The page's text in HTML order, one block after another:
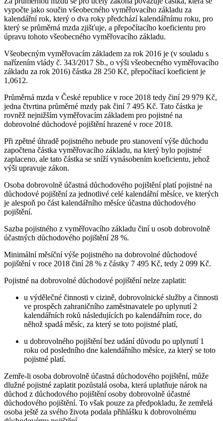
vypočte jako součin všeobecného vyměřovacího základu za
kalendářní rok, který o dva roky předchází kalendářnímu roku, pro
který se průměrná mzda zjišťuje, a přepočítacího koeficientu pro
úpravu tohoto všeobecného vyměřovacího základu.
Všeobecným vyměřovacím základem za rok 2016 je (v souladu s
nařízením vlády č. 343/2017 Sb., o výši všeobecného vyměřovacího
základu za rok 2016) částka 28 250 Kč, přepočítací koeficient je
1,0612.
Průměrná mzda v České republice v roce 2018 tedy činí 29 979 Kč,
jedna čtvrtina průměrné mzdy pak činí 7 495 Kč. Tato částka je
rovněž nejnižším vyměřovacím základem pro pojistné na
dobrovolné důchodové pojištění hrazené v roce 2018.
Při zpětné úhradě pojistného nebude pro stanovení výše důchodu
započtena částka vyměřovacího základu, na který bylo pojistné
zaplaceno, ale tato částka se sníží vynásobením koeficientu, jehož
výši upravuje zákon.
Osoba dobrovolně účastná důchodového pojištění platí pojistné na
důchodové pojištění za jednotlivé celé kalendářní měsíce, ve kterých
je alespoň po část kalendářního měsíce účastna důchodového
pojištění.
Sazba pojistného z vyměřovacího základu činí u osob dobrovolně
účastných důchodového pojištění 28 %.
Minimální měsíční výše pojistného na dobrovolné důchodové
pojištění v roce 2018 činí 28 % z částky 7 495 Kč, tedy 2 099 Kč.
Pojistné na dobrovolné důchodové pojištění nelze zaplatit:
u výdělečné činnosti v cizině, dobrovolnické služby a činnosti
ve prospěch zahraničního zaměstnavatele po uplynutí 2
kalendářních roků následujících po kalendářním roce, do
něhož spadá měsíc, za který se toto pojistné platí,
u dobrovolného pojištění bez udání důvodu po uplynutí 1
roku od posledního dne kalendářního měsíce, za který se toto
pojistné platí.
Zemře-li osoba dobrovolně účastná důchodového pojištění, může
dlužné pojistné zaplatit pozůstalá osoba, která uplatňuje nárok na
důchod z důchodového pojištění osoby dobrovolně účastné
důchodového pojištění. To však pouze za předpokladu, že zemřelá
osoba ještě za svého života podala přihlášku k dobrovolnému